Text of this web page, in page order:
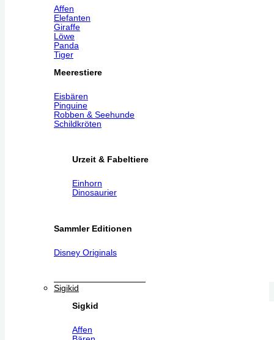
Affen
Elefanten
Giraffe
Löwe
Panda
Tiger
Meerestiere
Eisbären
Pinguine
Robben & Seehunde
Schildkröten
Urzeit & Fabeltiere
Einhorn
Dinosaurier
Sammler Editionen
Disney Originals
Sigikid
Sigkid
Affen